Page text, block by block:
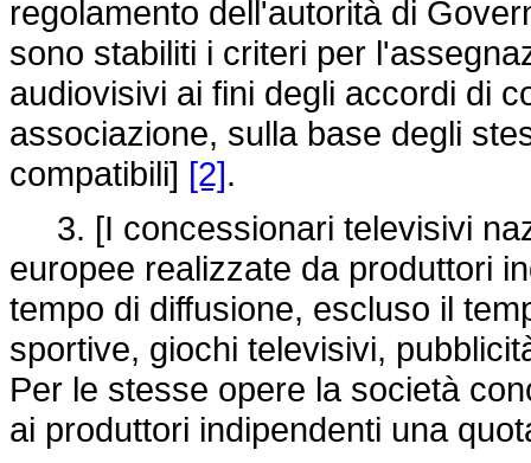
regolamento dell'autorità di
sono stabiliti i criteri per
audiovisivi ai fini degli accordi di
associazione, sulla base degli
compatibili] [2].
3. [I concessionari televisivi
europee realizzate da produttori
tempo di diffusione, escluso il
sportive, giochi televisivi,
Per le stesse opere la società
ai produttori indipendenti una